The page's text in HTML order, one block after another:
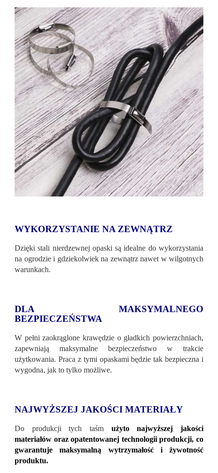
WYKORZYSTANIE NA ZEWNĄTRZ
Dzięki stali nierdzewnej opaski są idealne do wykorzystania
na ogrodzie i gdziekolwiek na zewnątrz nawet w wilgotnych
warunkach.
DLA MAKSYMALNEGO
BEZPIECZEŃSTWA
W pełni zaokrąglone krawędzie o gładkich powierzchniach,
zapewniają maksymalne bezpieczeństwo w trakcie
użytkowania. Praca z tymi opaskami będzie tak bezpieczna i
wygodna, jak to tylko możliwe.
NAJWYŻSZEJ JAKOŚCI MATERIAŁY
Do produkcji tych taśm użyto najwyższej jakości
materiałów oraz opatentowanej technologii produkcji, co
gwarantuje maksymalną wytrzymałość i żywotność
produktu.